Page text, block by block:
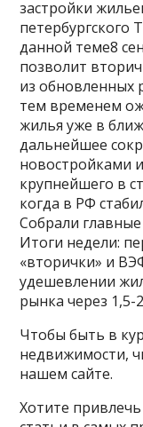
застройки
петербургского
данной теме8
позволит
из обновленных
тем временем
жилья уже в
дальнейшее
новостройками
крупнейшего в
когда в РФ
Собрали
Итоги недели:
«вторички» и
удешевлении
рынка через 1,5-
Чтобы быть в
недвижимости,
нашем сайте.
Хотите